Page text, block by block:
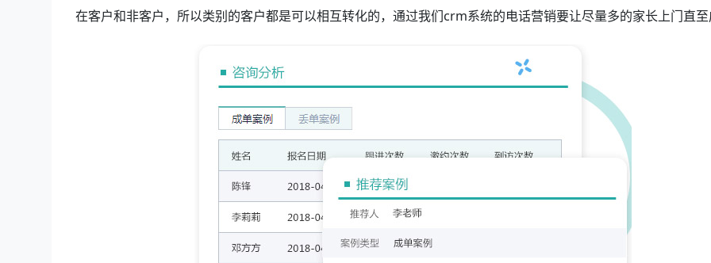
在客户和非客户，所以类别的客户都是可以相互转化的，通过我们crm系统的电话营销要让尽量多的家长上门直至